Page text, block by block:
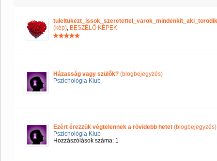
(kép), BESZÉLŐ KÉPEK
Házasság vagy szülők? (blogbejegyzés)
Pszichológia Klub
Ezért érezzük végtelennek a rövidebb hetet (blogbejegyzés)
Pszichológia Klub
Hozzászólások száma: 1